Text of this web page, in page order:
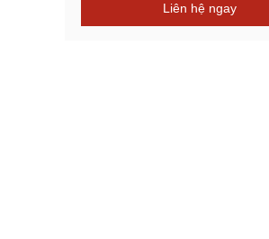
Liên hệ ngay